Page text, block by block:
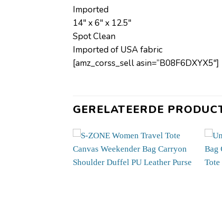
Imported
14″ x 6″ x 12.5″
Spot Clean
Imported of USA fabric
[amz_corss_sell asin=”B08F6DXYX5″]
GERELATEERDE